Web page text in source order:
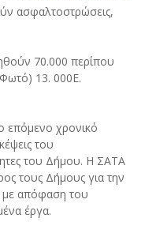
ασφαλτοστρώσεις,
70.000 περίπου
13. 000Ε.
επόμενο χρονικό
του
του Δήμου. Η ΣΑΤΑ
τους Δήμους για την
με απόφαση του
έργα.